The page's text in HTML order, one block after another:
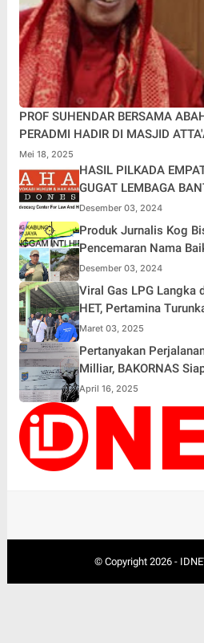
PROF SUHENDAR BERSAMA
PERADMI HADIR DI MASJID
Mei 18, 2025
HASIL PILKADA
GUGAT LEMBAGA
KE MAHKAMAH
Desember 03, 2024
Produk Jurnalis Kog
Pencemaran Nama
Delima Sakti
Desember 03, 2024
Viral Gas LPG Langka
HET, Pertamina
ke Way Kanan
Maret 03, 2025
Pertanyakan
Milliar, BAKORNAS Siap
DEPOK
April 16, 2025
© Copyright2026 -